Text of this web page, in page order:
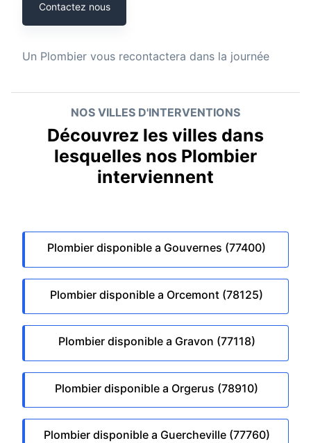
Contactez nous
Un Plombier vous recontactera dans la journée
NOS VILLES D'INTERVENTIONS
Découvrez les villes dans
lesquelles nos Plombier
interviennent
Plombier disponible a Gouvernes (77400)
Plombier disponible a Orcemont (78125)
Plombier disponible a Gravon (77118)
Plombier disponible a Orgerus (78910)
Plombier disponible a Guercheville (77760)